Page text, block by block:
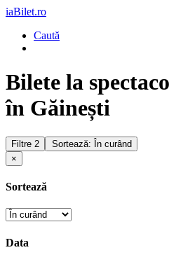
iaBilet.ro
Caută
Bilete la
în Găinești
Filtre 2
Sortează: În curând
×
Sortează
Data